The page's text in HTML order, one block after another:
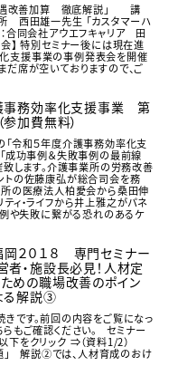
処遇改善加算 徹底解説」 講
西田雄一先生 「カスタマーハ
合同会社アウエフキャリア 田
】 特別セミナー後には現在進
支援事業の事例発表会を開催
席が空いておりますので、ご
事務効率化支援事業 第
加費無料）
５年度介護事務効率化支
成功事例＆失敗事例の最前線
します。介護事業所の労務改善
トの佐藤康弘が総合司会を務
所の医療法人柏愛会から桑田伸
ィ・ライフから井上雅之がパネ
や失敗に繋がる恐れのあるケ
岡２０１８ 専門セミナー
者・施設長必見！人材定
めの職場改善のポイン
る解説③
です。前回の内容をご覧になっ
らもご確認ください。 セミナー
下をクリック ⇒（資料1/2）
解説②では、人材育成のおけ